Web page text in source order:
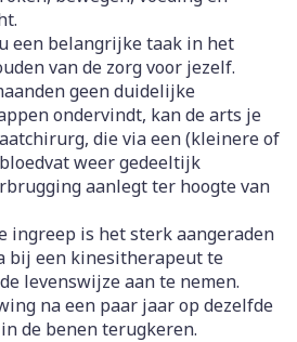
een belangrijke taak in het
van de zorg voor jezelf.
geen duidelijke
ondervindt, kan de arts je
die via een (kleinere of
weer gedeeltijk
aanlegt ter hoogte van
ingreep is het sterk aangeraden
bij een kinesitherapeut te
levenswijze aan te nemen.
na een paar jaar op dezelfde
de benen terugkeren.